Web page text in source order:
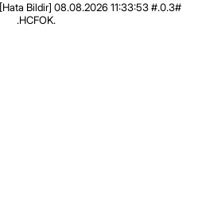
[Hata Bildir] 08.08.2026 11:33:53 #.0.3#
.HCFOK.